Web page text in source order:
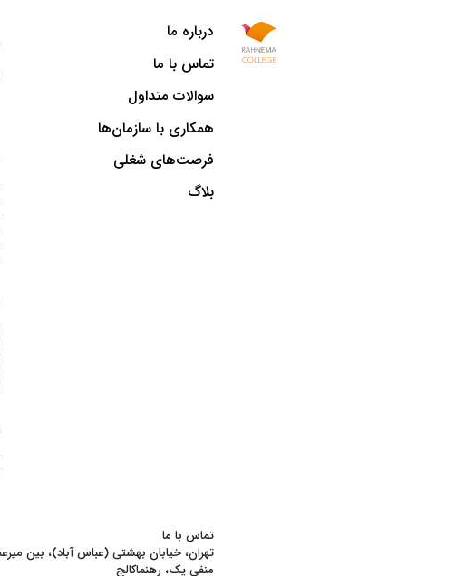
درباره ما
تماس با ما
سوالات متداول
همکاری با سازمان‌ها
فرصت‌های شغلی
بلاگ
تماس‌ با ما
منفی یک، رهنماکالج